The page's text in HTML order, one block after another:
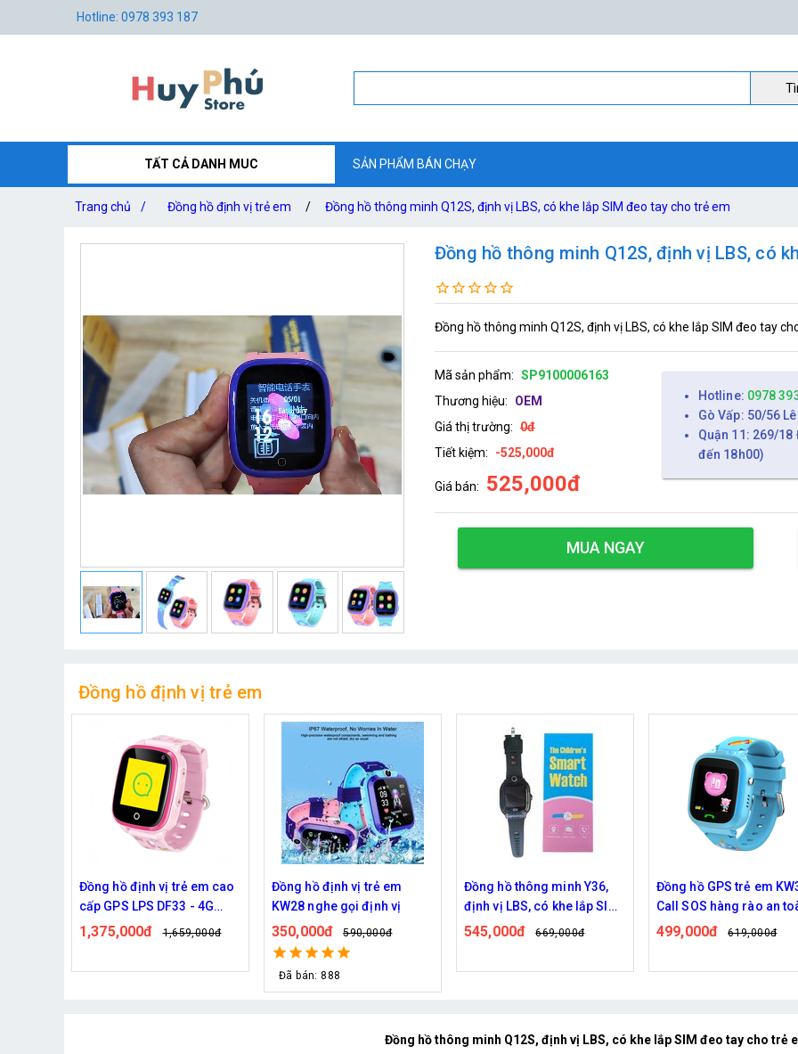
Hotline: 0978 393 187
TẤT CẢ DANH MUC SẢN PHẨM BÁN CHẠY
Trang chủ / Đồng hồ định vị trẻ em / Đồng hồ thông minh Q12S, định vị LBS, có khe lắp SIM đeo tay cho trẻ em
Đồng hồ thông minh Q12S, định vị LBS, có
Đồng hồ thông minh Q12S, định vị LBS, có khe lắp SIM đeo tay
Mã sản phẩm: SP9100006163
Thương hiệu:
OEM
Giá thị trường: 0đ
Tiết kiệm:
-525,000đ
Giá bán: 525,000đ
Hotline: 0978
Gò Vấp: 50/56
Quận 11: 269/18
đến 18h00)
MUA NGAY
Đồng hồ định vị trẻ em
Đồng hồ định vị trẻ em
KW28 nghe gọi định vị
350,000đ 590,000đ
Đã bán: 888
Đồng hồ thông minh Y36,
định vị LBS, có khe lắp SIM
đeo tay cho trẻ em
545,000đ 669,000đ
Đồng hồ GPS trẻ em KW38
Call SOS hàng rào an toàn
499,000đ 619,000đ
Đồng hồ thông minh Q12S, định vị LBS, có khe lắp SIM đeo tay cho trẻ